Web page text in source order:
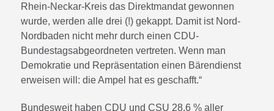
Rhein-Neckar-Kreis das Direktmandat gewonnen
wurde, werden alle drei (!) gekappt. Damit ist Nord-
Nordbaden nicht mehr durch einen CDU-
Bundestagsabgeordneten vertreten. Wenn man
Demokratie und Repräsentation einen Bärendienst
erweisen will: die Ampel hat es geschafft.“
Bundesweit haben CDU und CSU 28,6 % aller